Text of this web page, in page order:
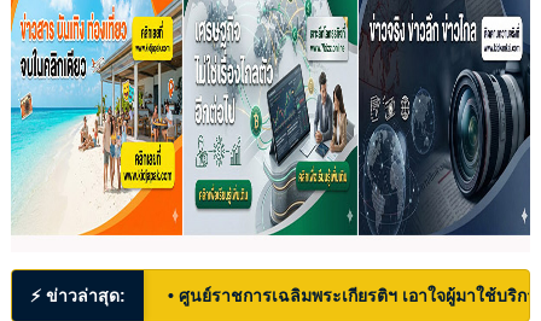
⚡ ข่าวล่าสุด: • ศูนย์ราชการเฉลิมพระเกียรติฯ เอาใจผู้มาใช้บริก